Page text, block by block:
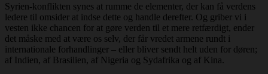
Syrien-konflikten synes at rumme de elementer, der kan få verdens
ledere til omsider at indse dette og handle derefter. Og griber vi i
vesten ikke chancen for at gøre verden til et mere retfærdigt, ender
det måske med at være os selv, der får vredet armene rundt i
internationale forhandlinger – eller bliver sendt helt uden for døren;
af Indien, af Brasilien, af Nigeria og Sydafrika og af Kina.